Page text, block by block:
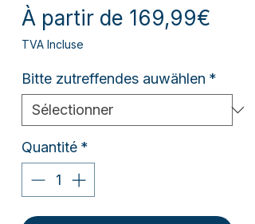
À partir de 169,99€
TVA Incluse
Bitte zutreffendes auwählen *
Quantité *